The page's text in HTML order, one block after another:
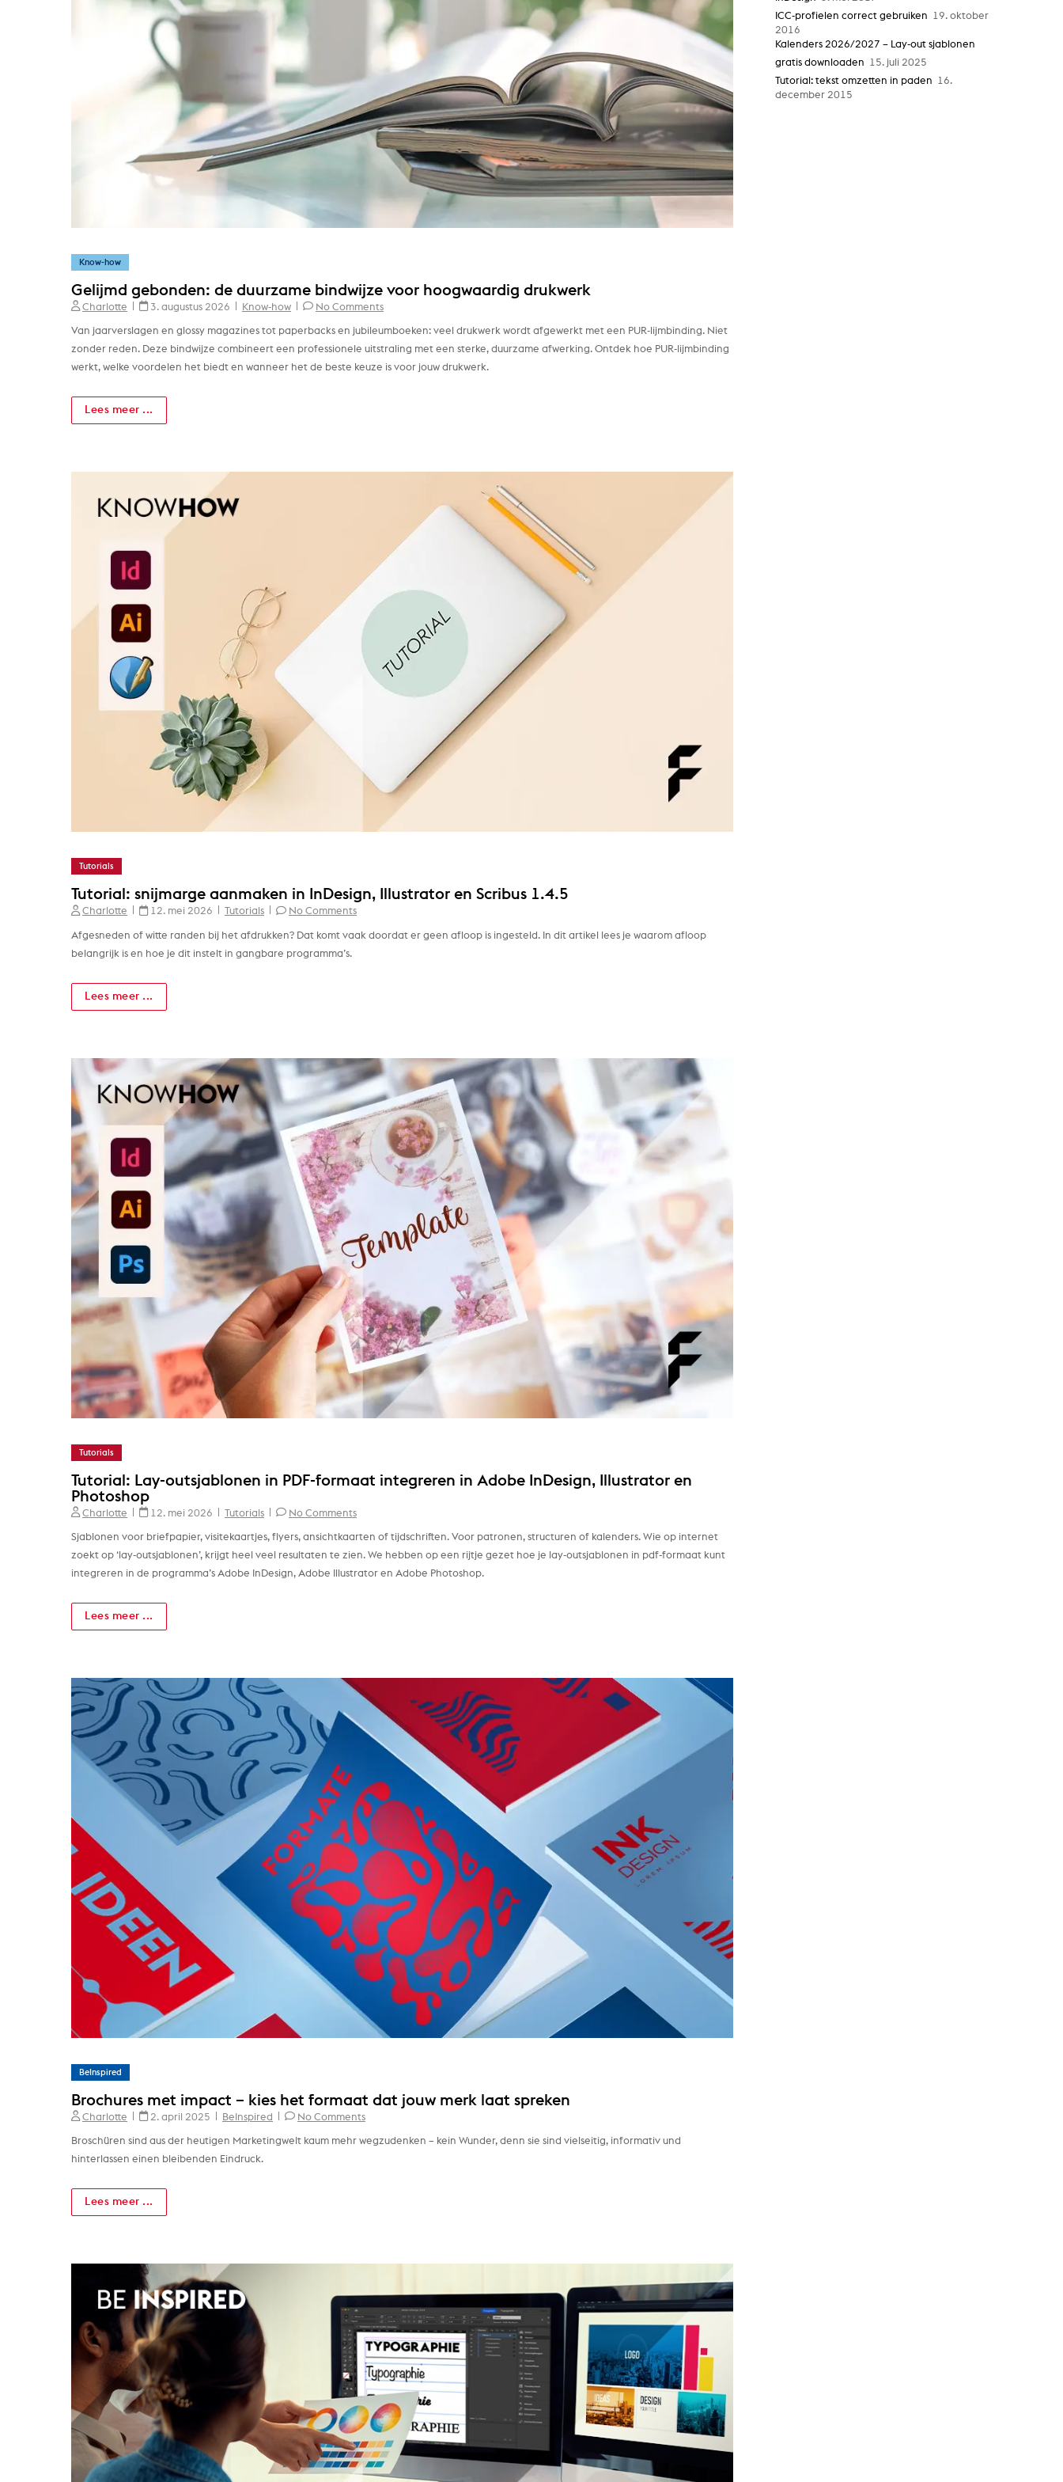
Know-how
Gelijmd gebonden: de duurzame bindwijze voor hoogwaardig drukwerk
Charlotte 3. augustus 2026 Know-how No Comments
Van jaarverslagen en glossy magazines tot paperbacks en jubileumboeken: veel drukwerk wordt afgewerkt met een PUR-lijmbinding. Niet
zonder reden. Deze bindwijze combineert een professionele uitstraling met een sterke, duurzame afwerking. Ontdek hoe PUR-lijmbinding
werkt, welke voordelen het biedt en wanneer het de beste keuze is voor jouw drukwerk.
Lees meer ...
Tutorials
Tutorial: snijmarge aanmaken in InDesign, Illustrator en Scribus 1.4.5
Charlotte 12. mei 2026 Tutorials No Comments
Afgesneden of witte randen bij het afdrukken? Dat komt vaak doordat er geen afloop is ingesteld. In dit artikel lees je waarom afloop
belangrijk is en hoe je dit instelt in gangbare programma’s.
Lees meer ...
Tutorials
Tutorial: Lay-outsjablonen in PDF-formaat integreren in Adobe InDesign, Illustrator en
Photoshop
Charlotte 12. mei 2026 Tutorials No Comments
Sjablonen voor briefpapier, visitekaartjes, flyers, ansichtkaarten of tijdschriften. Voor patronen, structuren of kalenders. Wie op internet
zoekt op ‘lay-outsjablonen’, krijgt heel veel resultaten te zien. We hebben op een rijtje gezet hoe je lay-outsjablonen in pdf-formaat kunt
integreren in de programma’s Adobe InDesign, Adobe Illustrator en Adobe Photoshop.
Lees meer ...
BeInspired
Brochures met impact – kies het formaat dat jouw merk laat spreken
Charlotte 2. april 2025 BeInspired No Comments
Broschüren sind aus der heutigen Marketingwelt kaum mehr wegzudenken – kein Wunder, denn sie sind vielseitig, informativ und
hinterlassen einen bleibenden Eindruck.
Lees meer ...
ICC-profielen correct gebruiken
19. oktober
2016
Kalenders 2026/2027 – Lay-out sjablonen
gratis downloaden
15. juli 2025
Tutorial: tekst omzetten in paden
16.
december 2015